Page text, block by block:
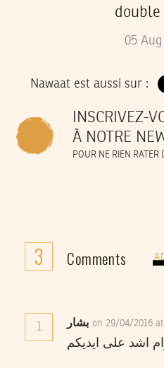
double
05 Aug
Nawaat est aussi sur :
INSCRIVEZ-
À NOTRE
POUR NE RIEN RATER
3 Comments
1 بشار on 29/04/2016
اشد على ايديكم